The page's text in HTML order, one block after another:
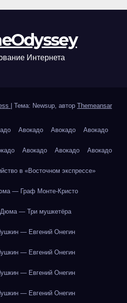
Интернета
Тема: Newsup, автор Themeansar
Авокадо Авокадо Авокадо
Авокадо Авокадо Авокадо
в «Восточном экспрессе»
— Граф Монте-Кристо
— Три мушкетёра
— Евгений Онегин
— Евгений Онегин
— Евгений Онегин
— Евгений Онегин